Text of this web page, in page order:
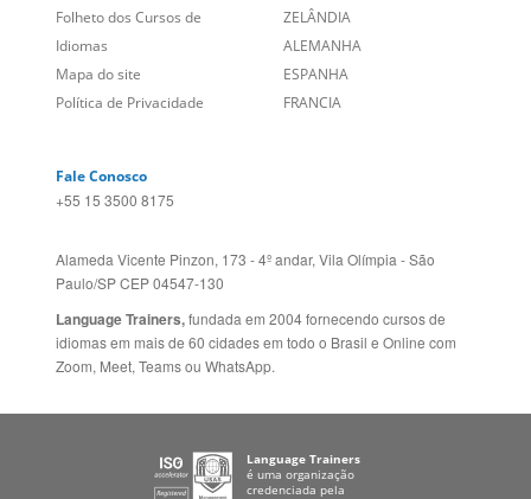
Folheto dos Cursos de
Idiomas
Mapa do site
Política de Privacidade
ZELÂNDIA
ALEMANHA
ESPANHA
FRANCIA
Fale Conosco
+55 15 3500 8175
Alameda Vicente Pinzon, 173 - 4º andar, Vila Olímpia - São
Paulo/SP CEP 04547-130
Language Trainers,fundada em 2004 fornecendo cursos de
idiomas em mais de 60 cidades em todo o Brasil e Online com
Zoom, Meet, Teams ou WhatsApp.